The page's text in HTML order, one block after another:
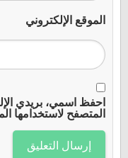
الموقع الإلكتروني
احفظ اسمي، بريدي
المتصفح لاستخدامها